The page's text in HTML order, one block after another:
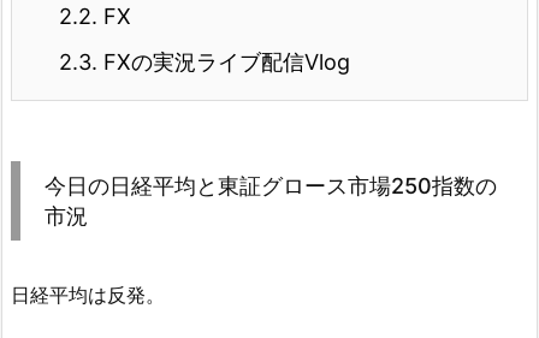
2.2. FX
2.3. FXの実況ライブ配信Vlog
今日の日経平均と東証グロース市場250指数の
市況
日経平均は反発。